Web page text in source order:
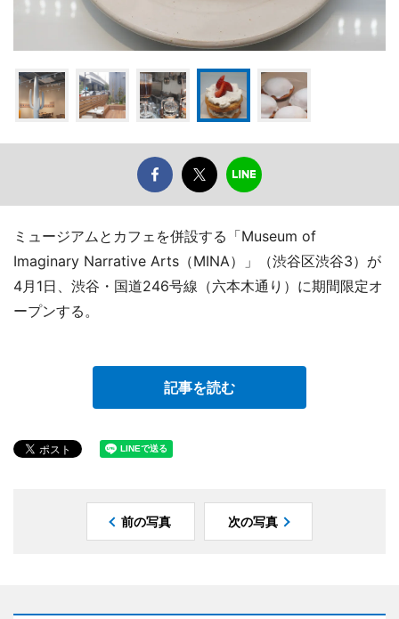
ミュージアムとカフェを併設する「Museum of
Imaginary Narrative Arts（MINA）」（渋谷区渋谷3）が
4月1日、渋谷・国道246号線（六本木通り）に期間限定オ
ープンする。
記事を読む
前の写真 次の写真